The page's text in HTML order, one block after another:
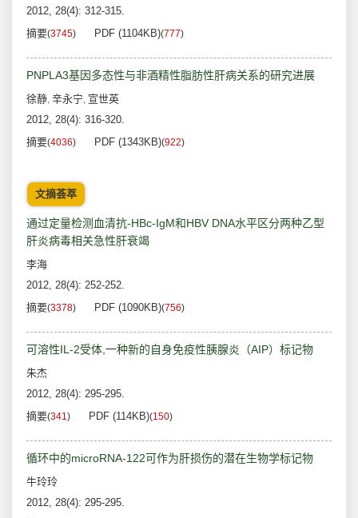
2012, 28(4): 312-315.
摘要(3745) PDF (1104KB)(777)
PNPLA3基因多态性与非酒精性脂肪性肝病关系的研究进展
徐静, 辛永宁, 宣世英
2012, 28(4): 316-320.
摘要(4036) PDF (1343KB)(922)
文摘荟萃
通过定量检测血清抗-HBc-IgM和HBV DNA水平区分两种乙型
肝炎病毒相关急性肝衰竭
李海
2012, 28(4): 252-252.
摘要(3378) PDF (1090KB)(756)
可溶性IL-2受体,一种新的自身免疫性胰腺炎（AIP）标记物
朱杰
2012, 28(4): 295-295.
摘要(341) PDF (114KB)(150)
循环中的microRNA-122可作为肝损伤的潜在生物学标记物
牛玲玲
2012, 28(4): 295-295.